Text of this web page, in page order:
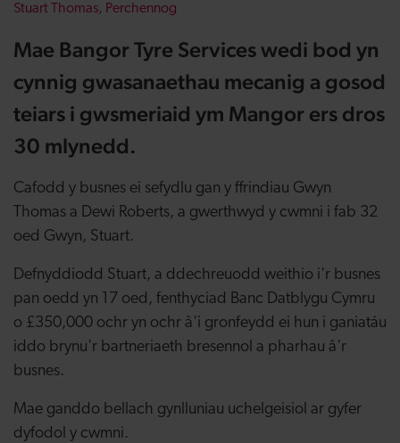
Stuart Thomas, Perchennog
Mae Bangor Tyre Services wedi bod yn
cynnig gwasanaethau mecanig a gosod
teiars i gwsmeriaid ym Mangor ers dros
30 mlynedd.
Cafodd y busnes ei sefydlu gan y ffrindiau Gwyn
Thomas a Dewi Roberts, a gwerthwyd y cwmni i fab 32
oed Gwyn, Stuart.
Defnyddiodd Stuart, a ddechreuodd weithio i'r busnes
pan oedd yn 17 oed, fenthyciad Banc Datblygu Cymru
o £350,000 ochr yn ochr â'i gronfeydd ei hun i ganiatáu
iddo brynu'r bartneriaeth bresennol a pharhau â'r
busnes.
Mae ganddo bellach gynlluniau uchelgeisiol ar gyfer
dyfodol y cwmni.